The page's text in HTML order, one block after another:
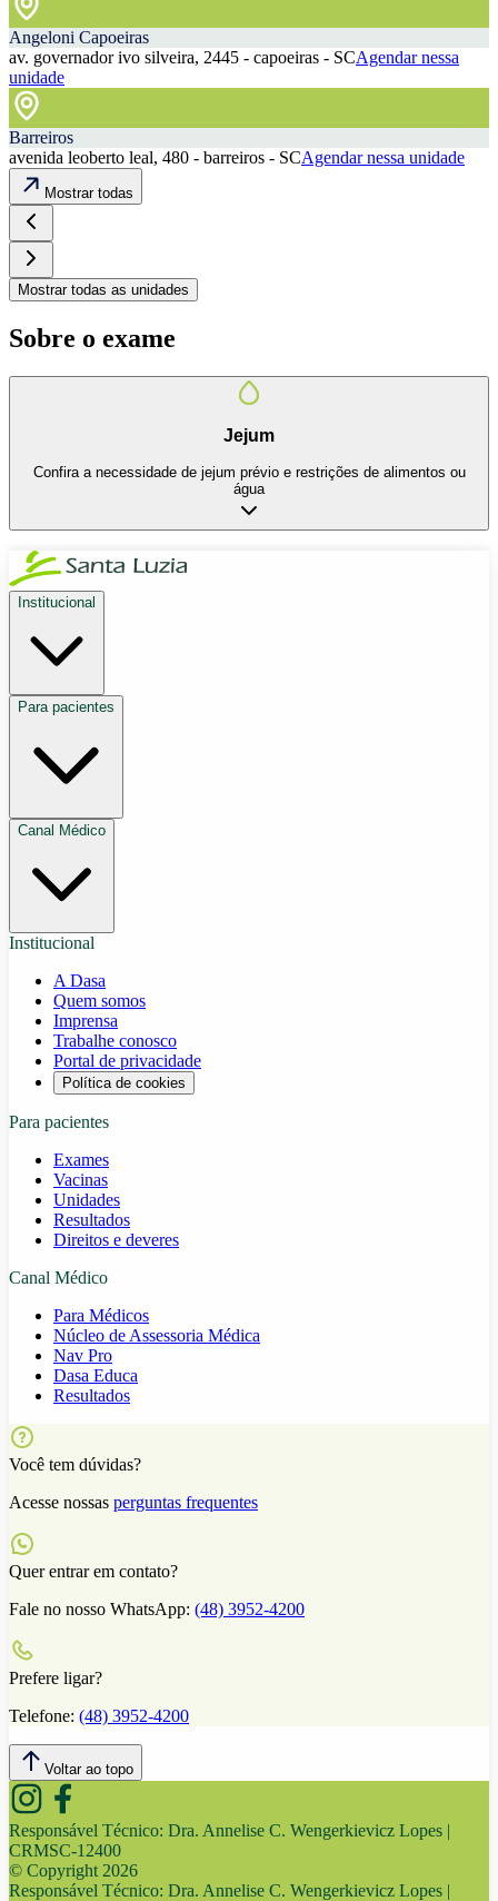
Angeloni Capoeiras
av. governador ivo silveira, 2445 - capoeiras - SCAgendar nessa
unidade
Barreiros
avenida leoberto leal, 480 - barreiros - SCAgendar nessa unidade
Mostrar todas
Mostrar todas as unidades
Sobre o exame
Jejum
Confira a necessidade de jejum prévio e restrições de alimentos ou
água
Institucional
Para pacientes
Canal Médico
Institucional
A Dasa
Quem somos
Imprensa
Trabalhe conosco
Portal de privacidade
Política de cookies
Para pacientes
Exames
Vacinas
Unidades
Resultados
Direitos e deveres
Canal Médico
Para Médicos
Núcleo de Assessoria Médica
Nav Pro
Dasa Educa
Resultados
Você tem dúvidas?
Acesse nossas perguntas frequentes
Quer entrar em contato?
Fale no nosso WhatsApp: (48) 3952-4200
Prefere ligar?
Telefone: (48) 3952-4200
Voltar ao topo
Responsável Técnico: Dra. Annelise C. Wengerkievicz Lopes |
CRMSC-12400
© Copyright2026
Responsável Técnico: Dra. Annelise C. Wengerkievicz Lopes |